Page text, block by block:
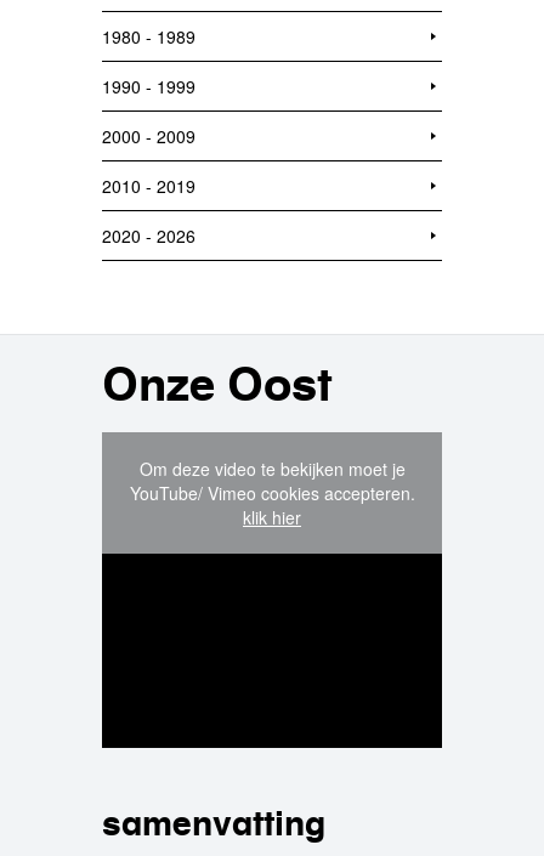
1980 - 1989
1990 - 1999
2000 - 2009
2010 - 2019
2020 - 2026
Onze Oost
Om deze video te bekijken moet je
YouTube/ Vimeo cookies accepteren.
klik hier
samenvatting